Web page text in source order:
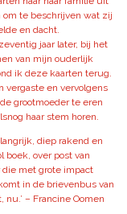
om te beschrijven wat zij
en dacht.
jaar later, bij het
van mijn ouderlijk
ik deze kaarten terug.
vergaste en vervolgens
grootmoeder te eren
haar stem horen.
diep rakend en
boek, over post van
die met grote impact
in de brievenbus van
nu.’ – Francine Oomen